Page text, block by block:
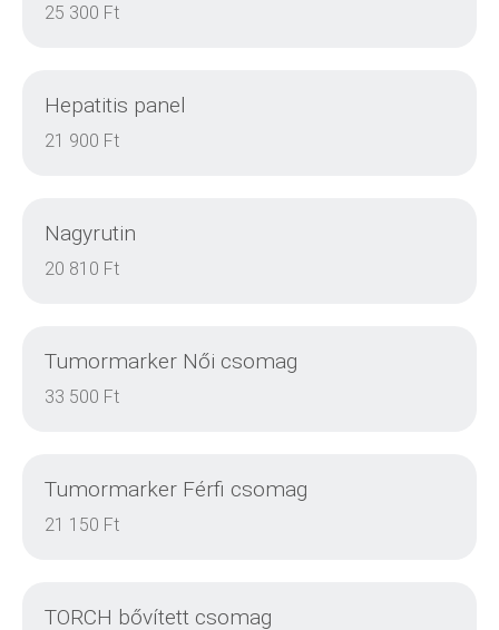
25 300 Ft
Hepatitis panel
21 900 Ft
Nagyrutin
20 810 Ft
Tumormarker Női csomag
33 500 Ft
Tumormarker Férfi csomag
21 150 Ft
TORCH bővített csomag